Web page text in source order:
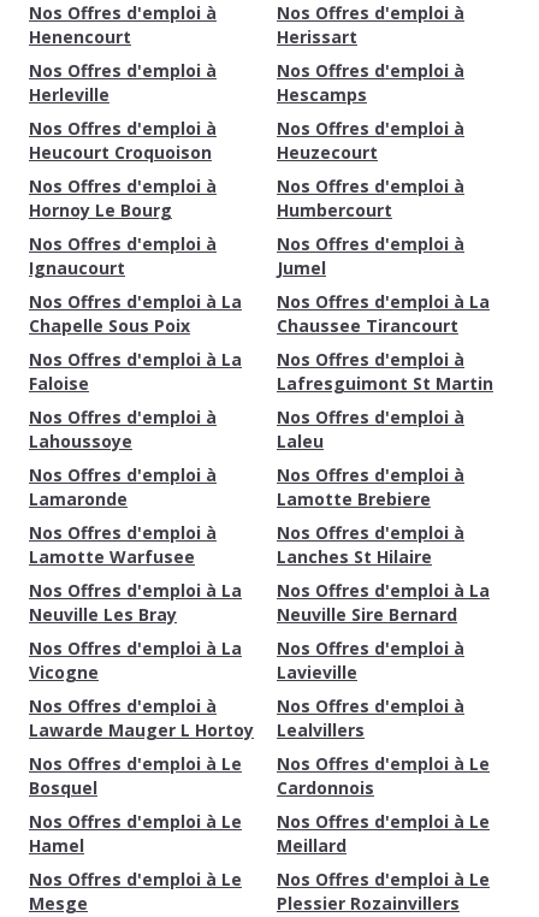
Nos Offres d'emploi à
Henencourt
Nos Offres d'emploi à
Herissart
Nos Offres d'emploi à
Herleville
Nos Offres d'emploi à
Hescamps
Nos Offres d'emploi à
Heucourt Croquoison
Nos Offres d'emploi à
Heuzecourt
Nos Offres d'emploi à
Hornoy Le Bourg
Nos Offres d'emploi à
Humbercourt
Nos Offres d'emploi à
Ignaucourt
Nos Offres d'emploi à
Jumel
Nos Offres d'emploi à La
Chapelle Sous Poix
Nos Offres d'emploi à La
Chaussee Tirancourt
Nos Offres d'emploi à La
Faloise
Nos Offres d'emploi à
Lafresguimont St Martin
Nos Offres d'emploi à
Lahoussoye
Nos Offres d'emploi à
Laleu
Nos Offres d'emploi à
Lamaronde
Nos Offres d'emploi à
Lamotte Brebiere
Nos Offres d'emploi à
Lamotte Warfusee
Nos Offres d'emploi à
Lanches St Hilaire
Nos Offres d'emploi à La
Neuville Les Bray
Nos Offres d'emploi à La
Neuville Sire Bernard
Nos Offres d'emploi à La
Vicogne
Nos Offres d'emploi à
Lavieville
Nos Offres d'emploi à
Lawarde Mauger L Hortoy
Nos Offres d'emploi à
Lealvillers
Nos Offres d'emploi à Le
Bosquel
Nos Offres d'emploi à Le
Cardonnois
Nos Offres d'emploi à Le
Hamel
Nos Offres d'emploi à Le
Meillard
Nos Offres d'emploi à Le
Mesge
Nos Offres d'emploi à Le
Plessier Rozainvillers